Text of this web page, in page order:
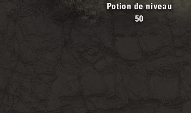
Potion de niveau
50